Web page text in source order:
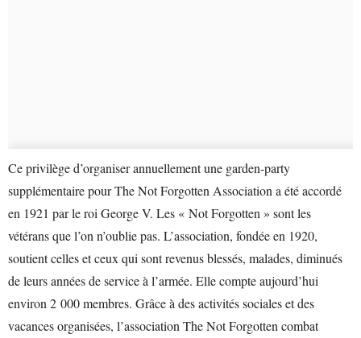
Ce privilège d’organiser annuellement une garden-party
supplémentaire pour The Not Forgotten Association a été accordé
en 1921 par le roi George V. Les « Not Forgotten » sont les
vétérans que l’on n’oublie pas. L’association, fondée en 1920,
soutient celles et ceux qui sont revenus blessés, malades, diminués
de leurs années de service à l’armée. Elle compte aujourd’hui
environ 2 000 membres. Grâce à des activités sociales et des
vacances organisées, l’association The Not Forgotten combat